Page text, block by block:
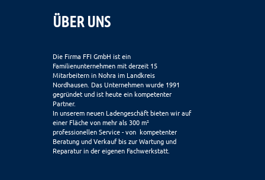
ÜBER UNS
Die Firma FFI GmbH ist ein
Familienunternehmen mit derzeit 15
Mitarbeitern in Nohra im Landkreis
Nordhausen. Das Unternehmen wurde 1991
gegründet und ist heute ein kompetenter
Partner.
In unserem neuen Ladengeschäft bieten wir auf
einer Fläche von mehr als 300 m²
professionellen Service - von kompetenter
Beratung und Verkauf bis zur Wartung und
Reparatur in der eigenen Fachwerkstatt.